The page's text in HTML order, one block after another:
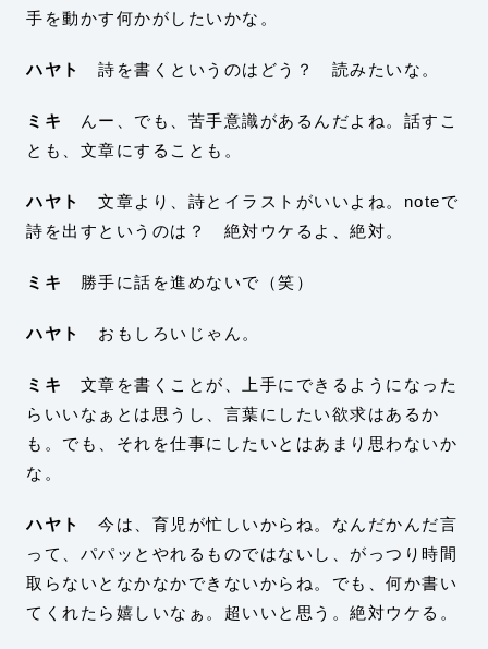
手を動かす何かがしたいかな。
ハヤト 詩を書くというのはどう？ 読みたいな。
ミキ
んー、でも、苦手意識があるんだよね。話すこ
とも、文章にすることも。
ハヤト
文章より、詩とイラストがいいよね。noteで
詩を出すというのは？ 絶対ウケるよ、絶対。
ミキ 勝手に話を進めないで（笑）
ハヤト おもしろいじゃん。
ミキ
文章を書くことが、上手にできるようになった
らいいなぁとは思うし、言葉にしたい欲求はあるか
も。でも、それを仕事にしたいとはあまり思わないか
な。
ハヤト
今は、育児が忙しいからね。なんだかんだ言
って、パパッとやれるものではないし、がっつり時間
取らないとなかなかできないからね。でも、何か書い
てくれたら嬉しいなぁ。超いいと思う。絶対ウケる。